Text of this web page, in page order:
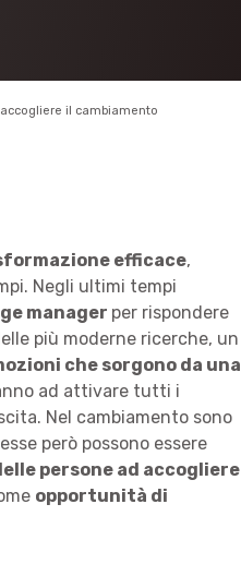
il cambiamento
efficace,
Negli ultimi tempi
manager per rispondere
più moderne ricerche, un
che sorgono da una
ad attivare tutti i
Nel cambiamento sono
però possono essere
persone ad accogliere
opportunità di